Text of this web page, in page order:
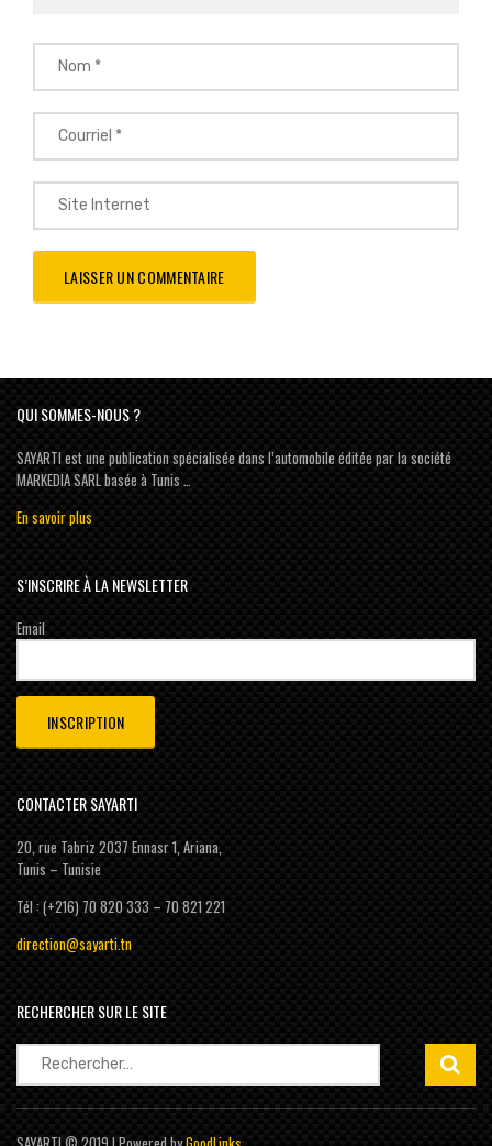
QUI SOMMES-NOUS ?
SAYARTI est une publication spécialisée dans l’automobile éditée par la société
MARKEDIA SARL basée à Tunis …
En savoir plus
S’INSCRIRE À LA NEWSLETTER
Email
CONTACTER SAYARTI
20, rue Tabriz 2037 Ennasr 1, Ariana,
Tunis – Tunisie
Tél : (+216) 70 820 333 – 70 821 221
direction@sayarti.tn
RECHERCHER SUR LE SITE
Rechercher :